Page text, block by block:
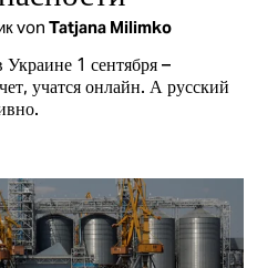
von Tatjana Milimko
1 сентября –
учатся онлайн. А русский